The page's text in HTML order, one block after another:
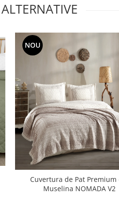
NOU
Cuvertura de Pat Premium
Muselina NOMADA V2